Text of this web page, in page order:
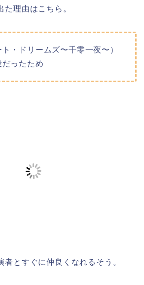
た理由はこちら。
・ドリームズ〜千零一夜〜）
ったため
者とすぐに仲良くなれるそう。